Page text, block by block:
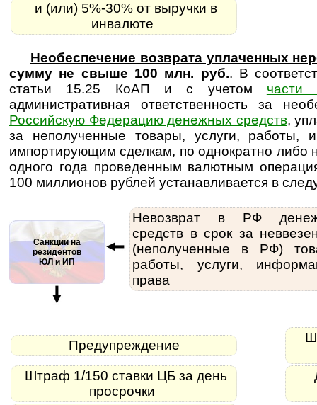
и (или) 5%-30% от выручки в
инвалюте
Необеспечение возврата уплаченных
сумму не свыше 100 млн. руб.. В
статьи 15.25 КоАП и с учетом части
административная ответственность за
Российскую Федерацию денежных средств,
за неполученные товары, услуги, работы,
импортирующим сделкам, по однократно либо
одного года проведенным валютным
100 миллионов рублей устанавливается в
Санкции на
резидентов
ЮЛ и ИП
Невозврат в РФ
средств в срок за
(неполученные в РФ)
работы, услуги,
права
Предупреждение
Штраф 1/150 ставки ЦБ за день
просрочки